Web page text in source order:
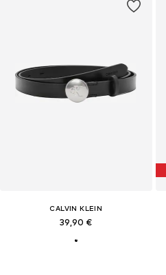
CALVIN KLEIN
39,90 €